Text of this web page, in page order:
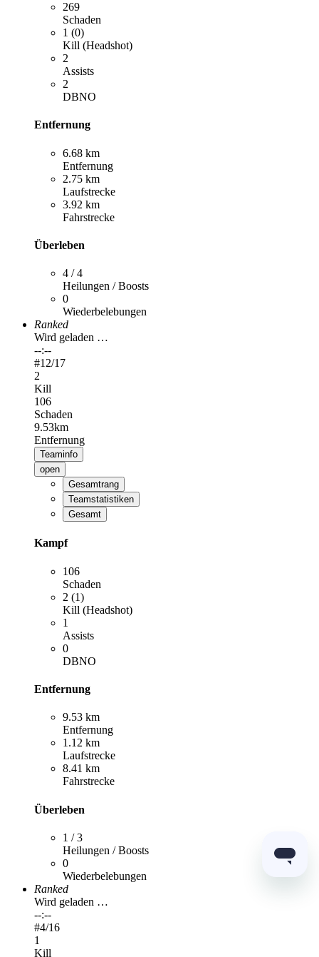
269
Schaden
1 (0)
Kill (Headshot)
2
Assists
2
DBNO
Entfernung
6.68 km
Entfernung
2.75 km
Laufstrecke
3.92 km
Fahrstrecke
Überleben
4 / 4
Heilungen / Boosts
0
Wiederbelebungen
Ranked
Wird geladen …
--:--
#12/17
2
Kill
106
Schaden
9.53km
Entfernung
Teaminfo
open
Gesamtrang
Teamstatistiken
Gesamt
Kampf
106
Schaden
2 (1)
Kill (Headshot)
1
Assists
0
DBNO
Entfernung
9.53 km
Entfernung
1.12 km
Laufstrecke
8.41 km
Fahrstrecke
Überleben
1 / 3
Heilungen / Boosts
0
Wiederbelebungen
Ranked
Wird geladen …
--:--
#4/16
1
Kill